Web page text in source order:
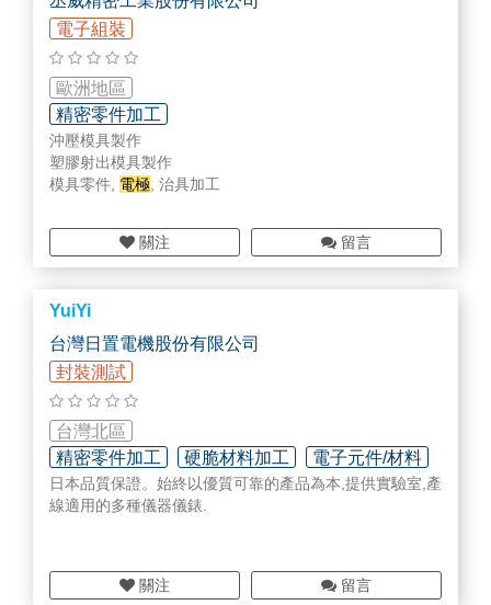
Particle improve
半導體設備教育訓練
電路板維修
R.F. SYSTER
電子組裝
歐洲地區
精密零件加工
沖壓模具製作
塑膠射出模具製作
模具零件, 電極, 治具加工
關注 留言
YuiYi
台灣日置電機股份有限公司
封裝測試
台灣北區
精密零件加工
硬脆材料加工 電子元件/材料
日本品質保證。始終以優質可靠的產品為本,提供實驗室,產
線適用的多種儀器儀錶.
關注 留言